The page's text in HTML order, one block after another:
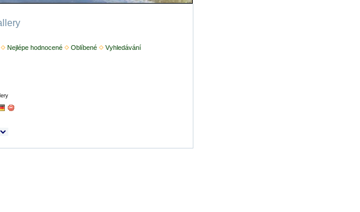
Nejlépe hodnocené Oblíbené Vyhledávání